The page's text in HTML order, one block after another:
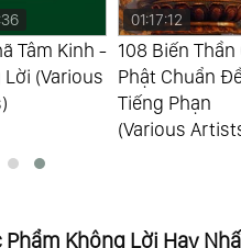
Tâm Kinh -
Lời (Various
01:17:12
108 Biến Thần
Phật Chuẩn
Tiếng Phạn
(Various
Không Lời Hay